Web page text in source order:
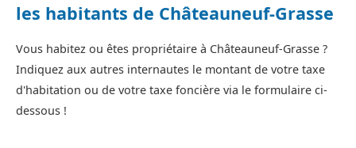
les habitants de Châteauneuf-Grasse
Vous habitez ou êtes propriétaire à Châteauneuf-Grasse ?
Indiquez aux autres internautes le montant de votre taxe
d'habitation ou de votre taxe foncière via le formulaire ci-
dessous !